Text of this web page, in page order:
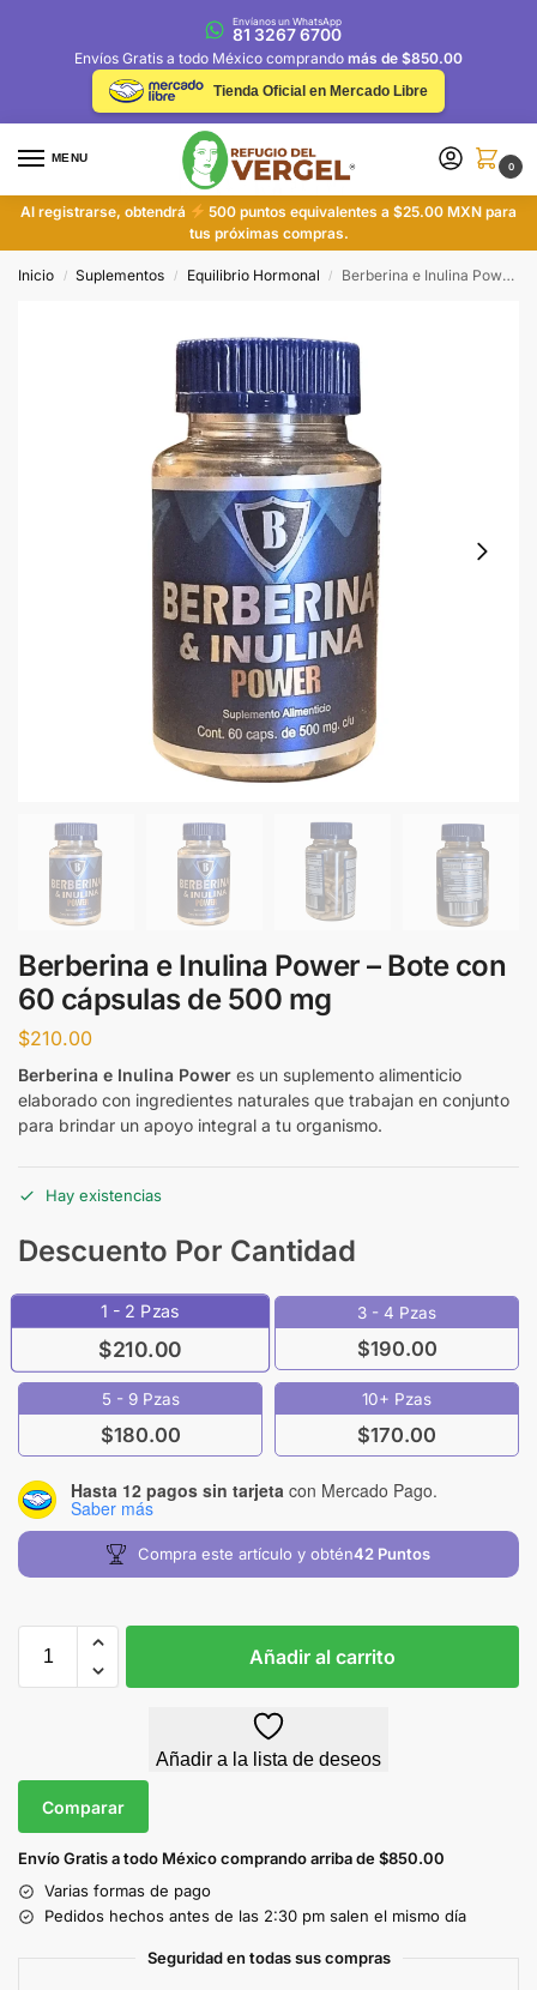
Envíanos un WhatsApp
81 3267 6700
Envíos Gratis a todo México comprando más de $850.00
Tienda Oficial en Mercado Libre
MENU
0
Al registrarse, obtendrá
500 puntos equivalentes a $25.00 MXN para
tus próximas compras.
Inicio / Suplementos / Equilibrio Hormonal / Berberina e Inulina Power – Bote con 60 cápsulas de 500 mg
Berberina e Inulina Power – Bote con
60 cápsulas de 500 mg
$210.00
Berberina e Inulina Power es un suplemento alimenticio
elaborado con ingredientes naturales que trabajan en conjunto
para brindar un apoyo integral a tu organismo.
Hay existencias
Descuento Por Cantidad
1 - 2 Pzas
$210.00
3 - 4 Pzas
$190.00
5 - 9 Pzas
$180.00
10+ Pzas
$170.00
Hasta 12 pagos sin tarjeta con Mercado Pago.
Saber más
Compra este artículo y obtén42 Puntos
Añadir al carrito
Añadir a la lista de deseos
Comparar
Envío Gratis a todo México comprando arriba de $850.00
Varias formas de pago
Pedidos hechos antes de las 2:30 pm salen el mismo día
Seguridad en todas sus compras